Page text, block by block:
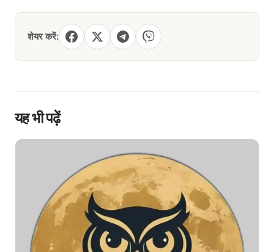
शेयर करें:
यह भी पढ़ें